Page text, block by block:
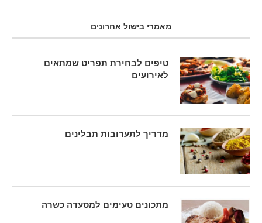
מאמרי בישול אחרונים
טיפים לבחירת תפריט שמתאים
לאירועים
מדריך לתערובות תבלינים
מתכונים טעימים למסעדה כשרה